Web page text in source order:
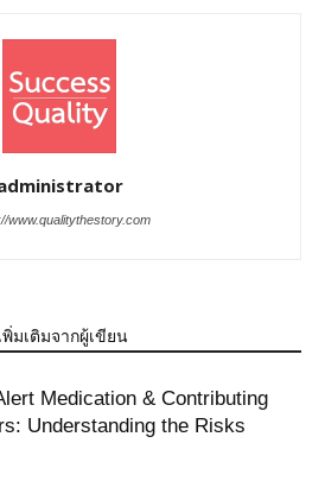
www.qualitythestory.com
พิ่มเติมจากผู้เขียน
Medication & Contributing
Understanding the Risks